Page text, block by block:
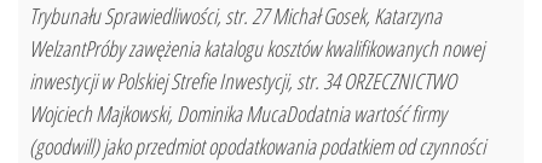
Trybunału Sprawiedliwości, str. 27 Michał Gosek, Katarzyna
WelzantPróby zawężenia katalogu kosztów kwalifikowanych nowej
inwestycji w Polskiej Strefie Inwestycji, str. 34 ORZECZNICTWO
Wojciech Majkowski, Dominika MucaDodatnia wartość firmy
(goodwill) jako przedmiot opodatkowania podatkiem od czynności